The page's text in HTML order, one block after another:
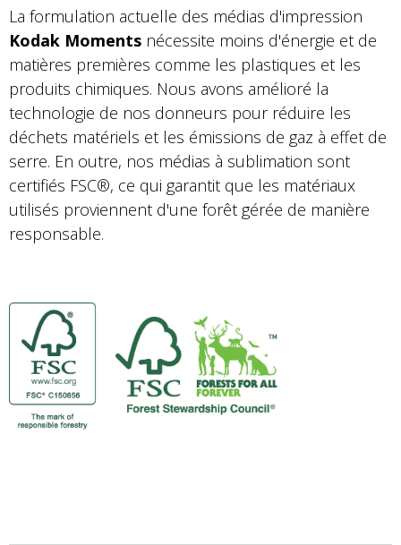
La formulation actuelle des médias d'impression
Kodak Moments nécessite moins d'énergie et de
matières premières comme les plastiques et les
produits chimiques. Nous avons amélioré la
technologie de nos donneurs pour réduire les
déchets matériels et les émissions de gaz à effet de
serre. En outre, nos médias à sublimation sont
certifiés FSC®, ce qui garantit que les matériaux
utilisés proviennent d'une forêt gérée de manière
responsable.